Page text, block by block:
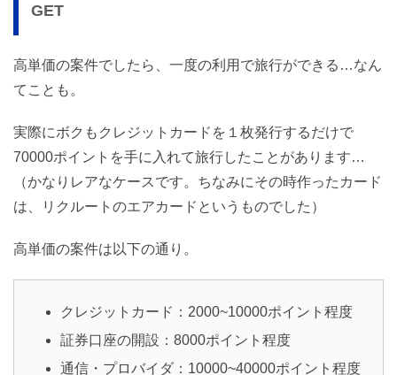
GET
高単価の案件でしたら、一度の利用で旅行ができる…なん
てことも。
実際にボクもクレジットカードを１枚発行するだけで
70000ポイントを手に入れて旅行したことがあります…
（かなりレアなケースです。ちなみにその時作ったカード
は、リクルートのエアカードというものでした）
高単価の案件は以下の通り。
クレジットカード：2000~10000ポイント程度
証券口座の開設：8000ポイント程度
通信・プロバイダ：10000~40000ポイント程度